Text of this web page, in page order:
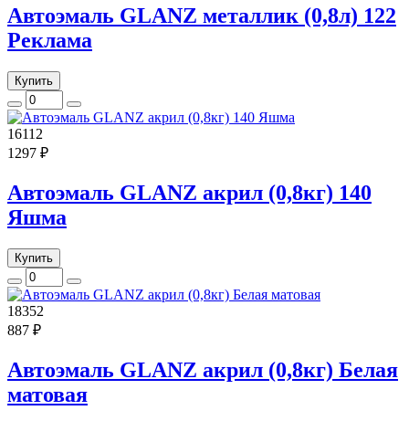
Автоэмаль GLANZ металлик (0,8л) 122
Реклама
Купить
16112
1297 ₽
Автоэмаль GLANZ акрил (0,8кг) 140
Яшма
Купить
18352
887 ₽
Автоэмаль GLANZ акрил (0,8кг) Белая
матовая